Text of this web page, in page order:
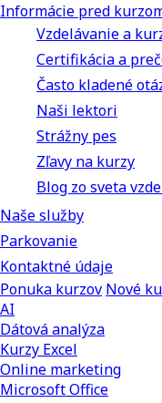
Informácie pred
Vzdelávanie a
Certifikácia a
Často kladené
Naši lektori
Strážny pes
Zľavy na kurzy
Blog zo sveta
Naše služby
Parkovanie
Kontaktné údaje
Ponuka kurzov Nové
AI
Dátová analýza
Kurzy Excel
Online marketing
Microsoft Office